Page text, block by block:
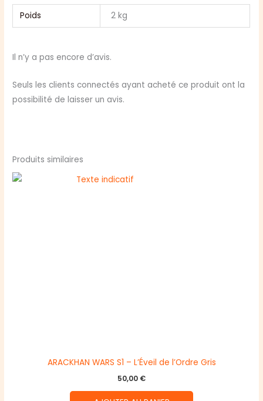
Poids 2 kg
Il n’y a pas encore d’avis.
Seuls les clients connectés ayant acheté ce produit ont la
possibilité de laisser un avis.
Produits similaires
ARACKHAN WARS S1 – L’Éveil de l’Ordre Gris
50,00 €